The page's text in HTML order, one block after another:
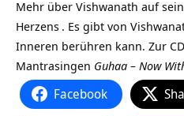
Mehr über Vishwanath auf
Herzens . Es gibt von
Inneren berühren kann. Zur
Mantrasingen Guhaa – Now
Facebook